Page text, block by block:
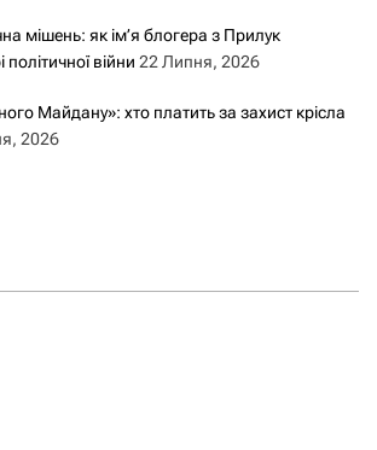
мішень: як ім’я блогера з Прилук
війни 22 Липня, 2026
Майдану»: хто платить за захист крісла
2026